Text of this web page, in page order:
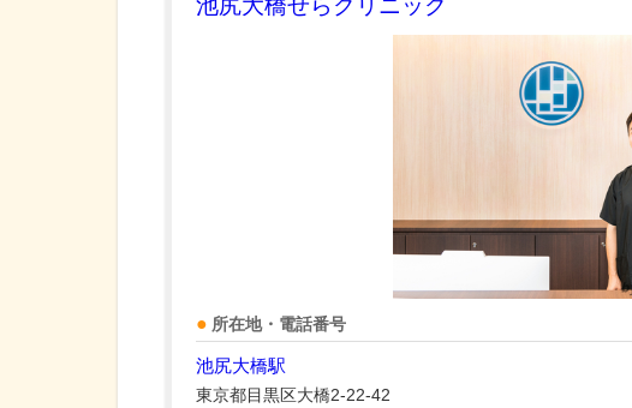
池尻大橋せらクリニック
所在地・電話番号
池尻大橋駅
東京都目黒区大橋2-22-42